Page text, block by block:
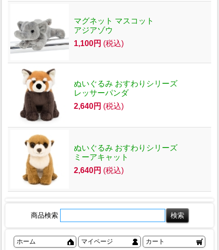
マグネット マスコット
アジアゾウ
1,100円 (税込)
ぬいぐるみ おすわりシリーズ
レッサーパンダ
2,640円 (税込)
ぬいぐるみ おすわりシリーズ
ミーアキャット
2,640円 (税込)
商品検索
ホーム マイページ カート